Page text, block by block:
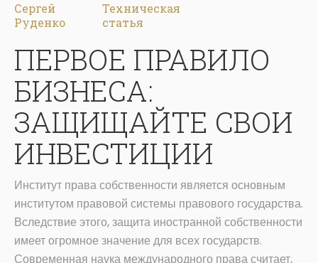
Сергей
Руденко
Техническая
статья
ПЕРВОЕ ПРАВИЛО
БИЗНЕСА:
ЗАЩИЩАЙТЕ СВОИ
ИНВЕСТИЦИИ
Институт права собственности является основным
институтом правовой системы правового государства.
Вследствие этого, защита иностранной собственности
имеет огромное значение для всех государств.
Современная наука международного права считает,